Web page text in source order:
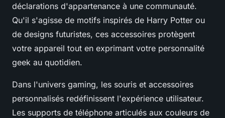
déclarations d'appartenance à une communauté.
Qu'il s'agisse de motifs inspirés de Harry Potter ou
de designs futuristes, ces accessoires protègent
votre appareil tout en exprimant votre personnalité
geek au quotidien.
Dans l'univers gaming, les souris et accessoires
personnalisés redéfinissent l'expérience utilisateur.
Les supports de téléphone articulés aux couleurs de